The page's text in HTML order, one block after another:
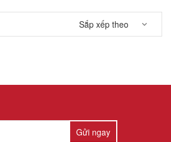
Sắp xếp theo
Gửi ngay